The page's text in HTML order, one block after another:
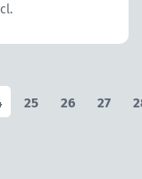
25 26 27